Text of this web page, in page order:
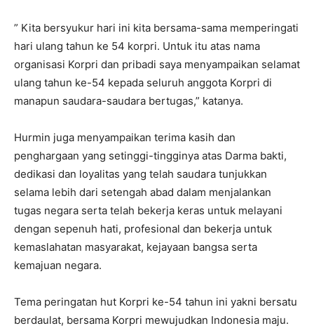
” Kita bersyukur hari ini kita bersama-sama memperingati
hari ulang tahun ke 54 korpri. Untuk itu atas nama
organisasi Korpri dan pribadi saya menyampaikan selamat
ulang tahun ke-54 kepada seluruh anggota Korpri di
manapun saudara-saudara bertugas,” katanya.
Hurmin juga menyampaikan terima kasih dan
penghargaan yang setinggi-tingginya atas Darma bakti,
dedikasi dan loyalitas yang telah saudara tunjukkan
selama lebih dari setengah abad dalam menjalankan
tugas negara serta telah bekerja keras untuk melayani
dengan sepenuh hati, profesional dan bekerja untuk
kemaslahatan masyarakat, kejayaan bangsa serta
kemajuan negara.
Tema peringatan hut Korpri ke-54 tahun ini yakni bersatu
berdaulat, bersama Korpri mewujudkan Indonesia maju.